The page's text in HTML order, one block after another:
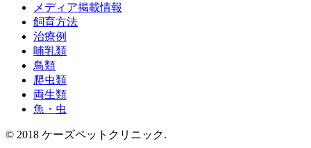
メディア掲載情報
飼育方法
治療例
哺乳類
鳥類
爬虫類
両生類
魚・虫
© 2018 ケーズペットクリニック.